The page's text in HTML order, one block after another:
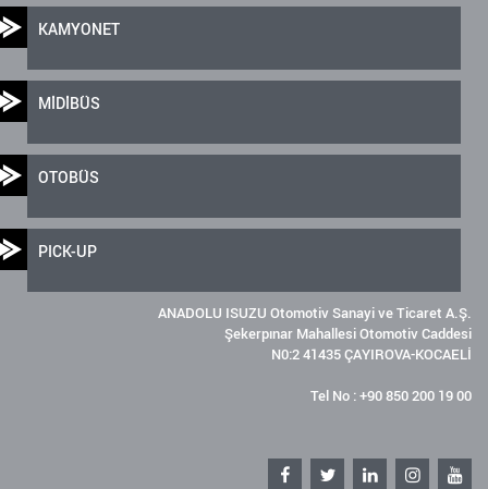
KAMYONET
MİDİBÜS
OTOBÜS
PICK-UP
ANADOLU ISUZU Otomotiv Sanayi ve Ticaret A.Ş.
Şekerpınar Mahallesi Otomotiv Caddesi
N0:2 41435 ÇAYIROVA-KOCAELİ
Tel No : +90 850 200 19 00